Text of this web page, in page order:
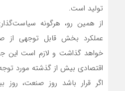
تولید است.
از همین رو، هرگونه
عملکرد بخش قابل توجهی از
خواهد گذاشت و لازم است این
اقتصادی بیش از گذشته مورد توجه
اگر قرار باشد روز صنعت، روز